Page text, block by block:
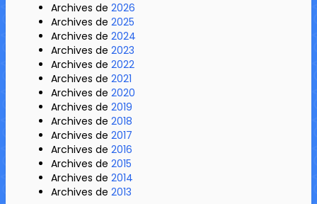
Archives de 2026
Archives de 2025
Archives de 2024
Archives de 2023
Archives de 2022
Archives de 2021
Archives de 2020
Archives de 2019
Archives de 2018
Archives de 2017
Archives de 2016
Archives de 2015
Archives de 2014
Archives de 2013